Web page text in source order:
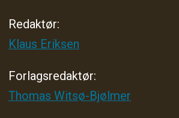
Redaktør:
Klaus Eriksen
Forlagsredaktør:
Thomas Witsø-Bjølmer